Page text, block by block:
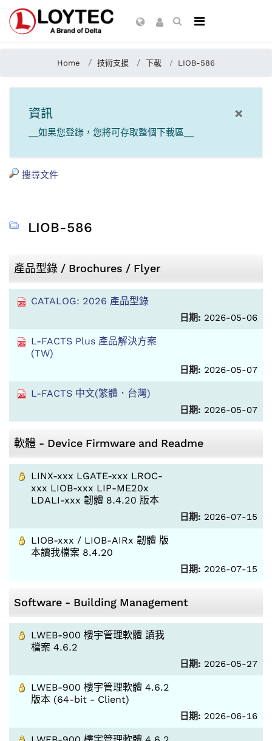
Home 技術支援 下載 LIOB-586
×
資訊
__如果您登錄，您將可存取整個下載區__
搜尋文件
LIOB-586
產品型錄 / Brochures / Flyer
CATALOG: 2026 產品型錄
日期: 2026-05-06
L-FACTS Plus 產品解決方案
(TW)
日期: 2026-05-07
L-FACTS 中文(繁體．台灣)
日期: 2026-05-07
軟體 - Device Firmware and Readme
LINX-xxx LGATE-xxx LROC-
xxx LIOB-xxx LIP-ME20x
LDALI-xxx 韌體 8.4.20 版本
日期: 2026-07-15
LIOB-xxx / LIOB-AIRx 韌體 版
本讀我檔案 8.4.20
日期: 2026-07-15
Software - Building Management
LWEB-900 樓宇管理軟體 讀我
檔案 4.6.2
日期: 2026-05-27
LWEB-900 樓宇管理軟體 4.6.2
版本 (64-bit - Client)
日期: 2026-06-16